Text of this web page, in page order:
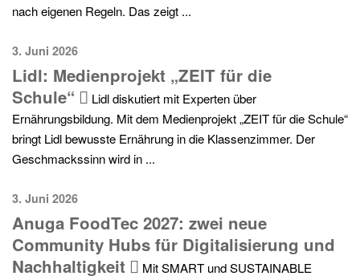
nach eigenen Regeln. Das zeigt ...
3. Juni 2026
Lidl: Medienprojekt „ZEIT für die
Schule“
Lidl diskutiert mit Experten über
Ernährungsbildung. Mit dem Medienprojekt „ZEIT für die Schule“
bringt Lidl bewusste Ernährung in die Klassenzimmer. Der
Geschmackssinn wird in ...
3. Juni 2026
Anuga FoodTec 2027: zwei neue
Community Hubs für Digitalisierung und
Nachhaltigkeit
Mit SMART und SUSTAINABLE